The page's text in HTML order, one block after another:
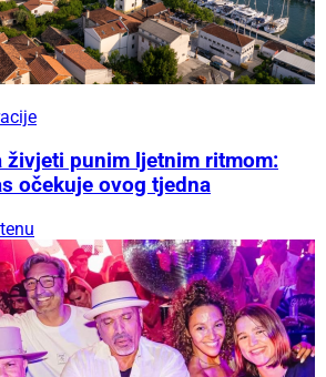
živjeti punim ljetnim ritmom:
očekuje ovog tjedna